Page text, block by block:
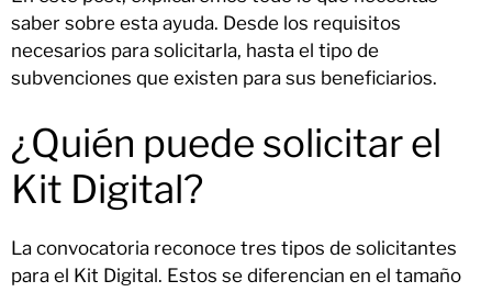
saber sobre esta ayuda. Desde los requisitos
necesarios para solicitarla, hasta el tipo de
subvenciones que existen para sus beneficiarios.
¿Quién puede solicitar el
Kit Digital?
La convocatoria reconoce tres tipos de solicitantes
para el Kit Digital. Estos se diferencian en el tamaño